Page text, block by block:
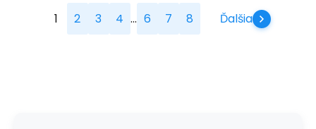
1 2 3 4 ... 6 7 8 Ďalšia